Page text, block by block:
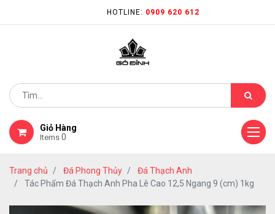
HOTLINE: 0909 620 612
Giỏ Hàng
Items 0
Trang chủ Đá Phong Thủy
Đá Thạch Anh
Tác Phẩm Đá Thạch Anh Pha Lê Cao 12,5 Ngang 9 (cm) 1kg